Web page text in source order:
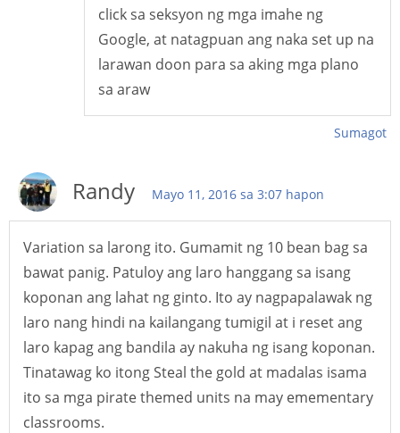
click sa seksyon ng mga imahe ng
Google, at natagpuan ang naka set up na
larawan doon para sa aking mga plano
sa araw
Sumagot
Randy Mayo 11, 2016 sa 3:07 hapon
Variation sa larong ito. Gumamit ng 10 bean bag sa
bawat panig. Patuloy ang laro hanggang sa isang
koponan ang lahat ng ginto. Ito ay nagpapalawak ng
laro nang hindi na kailangang tumigil at i reset ang
laro kapag ang bandila ay nakuha ng isang koponan.
Tinatawag ko itong Steal the gold at madalas isama
ito sa mga pirate themed units na may emementary
classrooms.